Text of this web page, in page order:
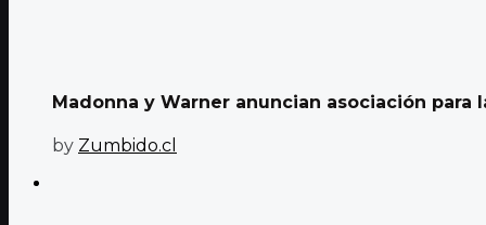
Madonna y Warner anuncian asociación para
by Zumbido.cl